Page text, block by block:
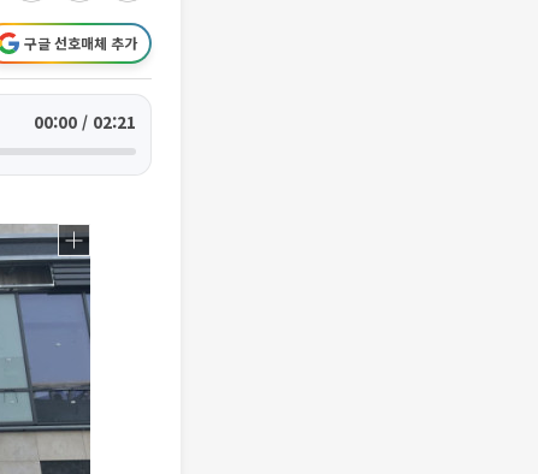
구글 선호매체 추가
00:00 / 02:21